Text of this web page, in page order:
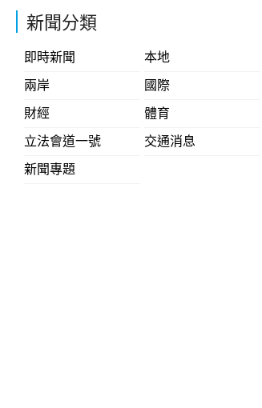
新聞分類
即時新聞
本地
兩岸
國際
財經
體育
立法會道一號
交通消息
新聞專題